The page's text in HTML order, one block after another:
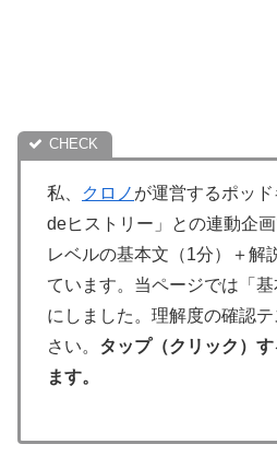
私、 クロノ が運営するポッ
deヒストリー」との連動企
レベルの基本文（1分）＋解
ています。当ページでは「
にしました。理解度の確認
さい。 タップ（クリック）
ます。